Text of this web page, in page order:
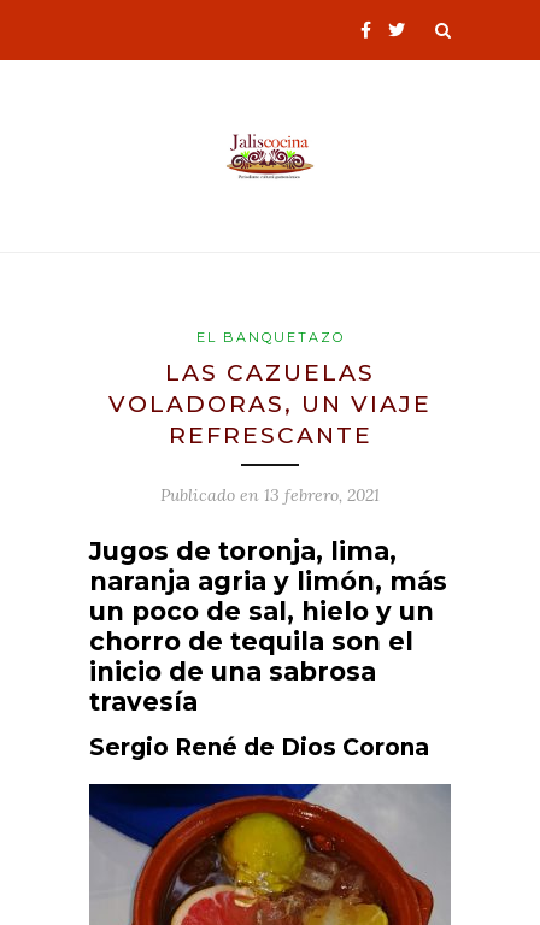
EL BANQUETAZO
LAS CAZUELAS
VOLADORAS, UN VIAJE
REFRESCANTE
Publicado en 13 febrero, 2021
Jugos de toronja, lima,
naranja agria y limón, más
un poco de sal, hielo y un
chorro de tequila son el
inicio de una sabrosa
travesía
Sergio René de Dios Corona